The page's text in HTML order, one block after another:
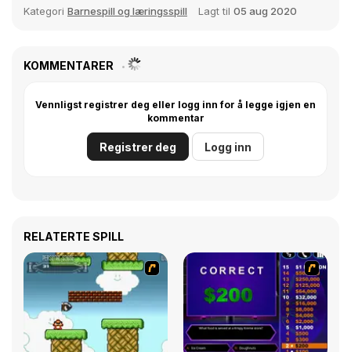
Kategori Barnespill og læringsspill Lagt til 05 aug 2020
KOMMENTARER
Vennligst registrer deg eller logg inn for å legge igjen en
kommentar
Registrer deg Logg inn
RELATERTE SPILL